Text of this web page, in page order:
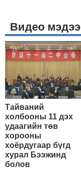
Видео мэдээ
Тайваний
холбооны 11 дэх
удаагийн төв
хорооны
хоёрдугаар бүгд
хурал Бээжинд
болов